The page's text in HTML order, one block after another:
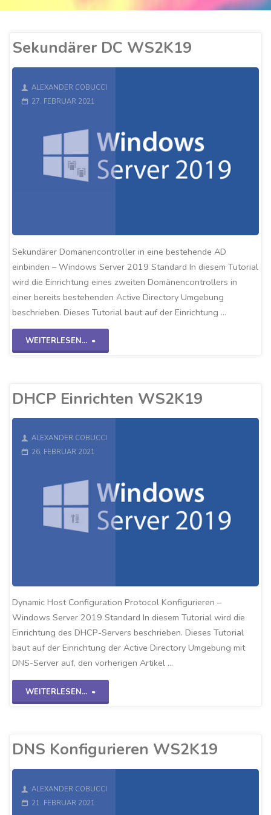
Sekundärer DC WS2K19
ALEXANDER COBUCCI
27. FEBRUAR 2021
Sekundärer Domänencontroller in eine bestehende AD
einbinden – Windows Server 2019 Standard In diesem Tutorial
wird die Einrichtung eines zweiten Domänencontrollers in
einer bereits bestehenden Active Directory Umgebung
beschrieben. Dieses Tutorial baut auf der Einrichtung …
WEITERLESEN...
"Sekundärer
DHCP Einrichten WS2K19
ALEXANDER COBUCCI
26. FEBRUAR 2021
Dynamic Host Configuration Protocol Konfigurieren –
Windows Server 2019 Standard In diesem Tutorial wird die
Einrichtung des DHCP-Servers beschrieben. Dieses Tutorial
baut auf der Einrichtung der Active Directory Umgebung mit
DNS-Server auf, den vorherigen Artikel …
WEITERLESEN...
"DHCP
DNS Konfigurieren WS2K19
ALEXANDER COBUCCI
21. FEBRUAR 2021